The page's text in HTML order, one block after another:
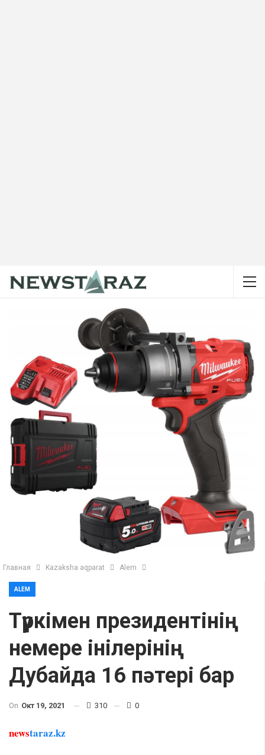
Главная Kazaksha aqparat Alem
ALEM
Түркімен президентінің
немере інілерінің
Дубайда 16 пәтері бар
On Окт 19, 2021 310 0
newstaraz.kz